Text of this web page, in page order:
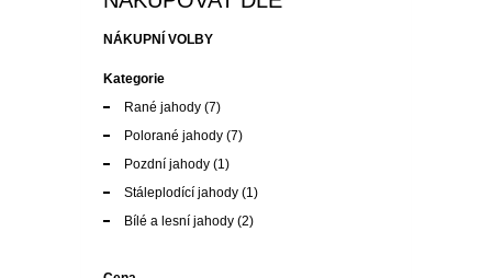
NÁKUPNÍ VOLBY
Kategorie
Rané jahody (7)
Polorané jahody (7)
Pozdní jahody (1)
Stáleplodící jahody (1)
Bílé a lesní jahody (2)